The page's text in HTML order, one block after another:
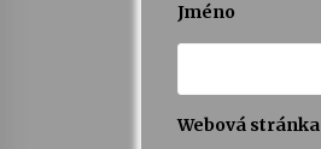
Jméno
Webová stránka